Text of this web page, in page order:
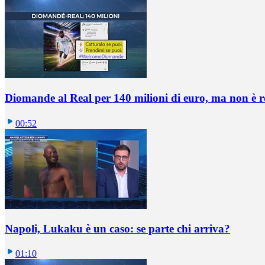
Diomande al Real per 140 milioni di euro, ma non è
00:52
Napoli, Lukaku è un caso: se parte chi arriva?
01:10